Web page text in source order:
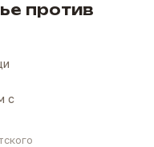
против
с